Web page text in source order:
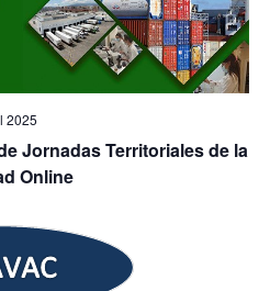
2025
Jornadas Territoriales de la
Online